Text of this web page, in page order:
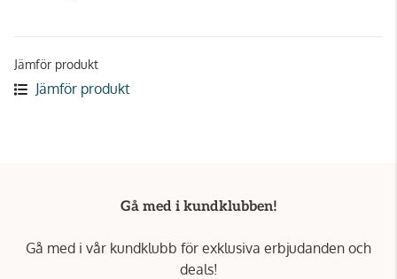
Jämför produkt
Jämför produkt
Gå med i kundklubben!
Gå med i vår kundklubb för exklusiva erbjudanden och
deals!